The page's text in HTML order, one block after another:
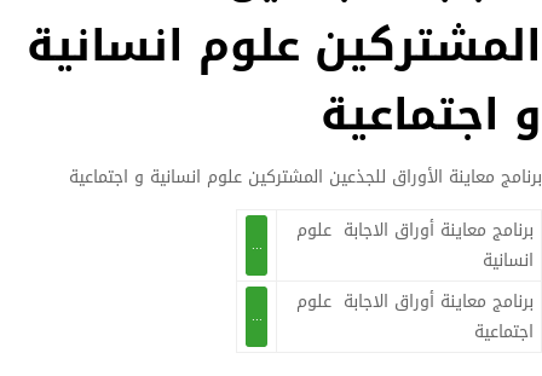
المشتركين علوم انسانية
و اجتماعية
برنامج معاينة الأوراق للجذعين المشتركين علوم انسانية و اجتماعية
برنامج معاينة أوراق الاجابة علوم
انسانية
...
برنامج معاينة أوراق الاجابة علوم
اجتماعية
...